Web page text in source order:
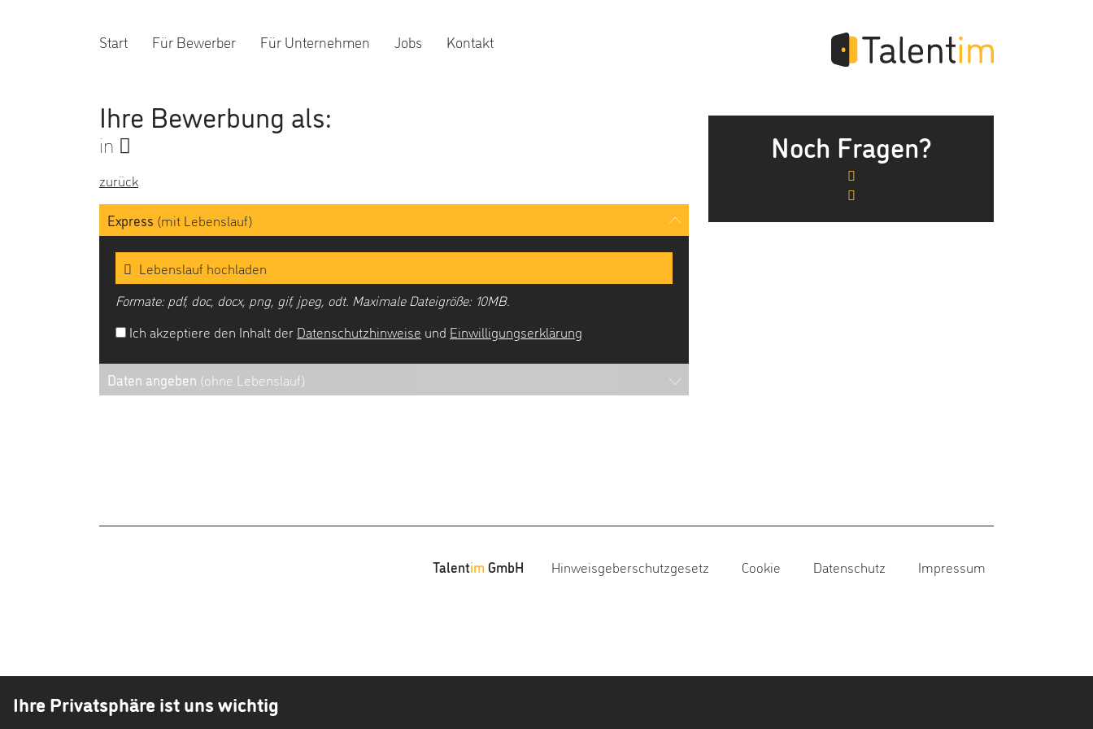
Ihre Privatsphäre ist uns wichtig
Start Für Bewerber Für Unternehmen Jobs Kontakt
Ihre Bewerbung als:
in
zurück
Express (mit Lebenslauf)
Lebenslauf hochladen
Formate: pdf, doc, docx, png, gif, jpeg, odt. Maximale Dateigröße: 10MB.
Ich akzeptiere den Inhalt der Datenschutzhinweise und Einwilligungserklärung
Daten angeben (ohne Lebenslauf)
Noch Fragen?
TalentimGmbH Impressum
Datenschutz
Cookie
Hinweisgeberschutzgesetz